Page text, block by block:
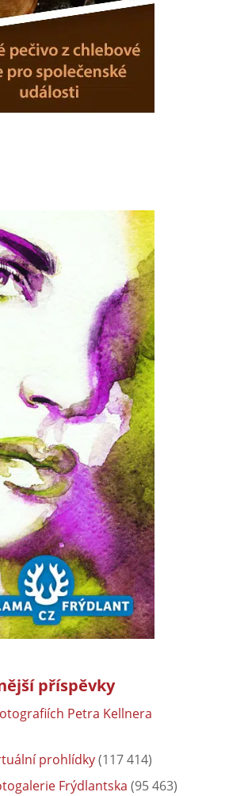
příspěvky
Petra Kellnera
prohlídky(117 414)
Frýdlantska (95 463)